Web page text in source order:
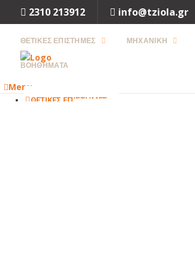
info@tziola.gr
2310 213912
ΘΕΤΙΚΕΣ ΕΠΙΣΤΗΜΕΣ ΜΗΧΑΝΙΚΗ
ΒΟΗΘΗΜΑΤΑ
Menu
ΘΕΤΙΚΕΣ ΕΠΙΣΤΗΜΕΣ